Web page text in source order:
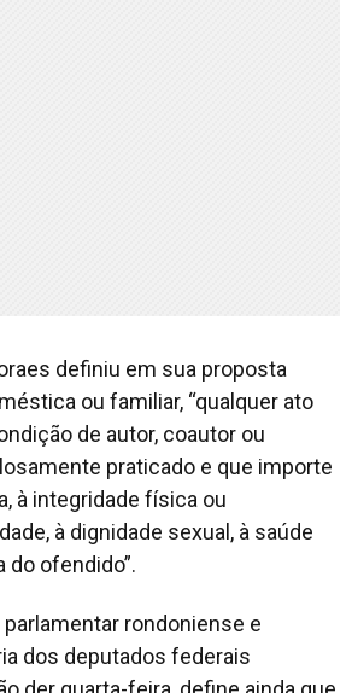
definiu em sua proposta
ou familiar, “qualquer ato
de autor, coautor ou
praticado e que importe
à integridade física ou
à dignidade sexual, à saúde
do ofendido”.
rondoniense e
dos deputados federais